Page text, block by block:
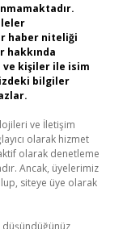
haber niteliği
hakkında
ve kişiler ile isim
bilgiler
ve İletişim
olarak hizmet
olarak denetleme
Ancak, üyelerimiz
siteye üye olarak
düşündüğünüz